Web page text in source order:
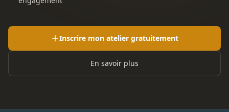
Inscrire mon atelier gratuitement
En savoir plus